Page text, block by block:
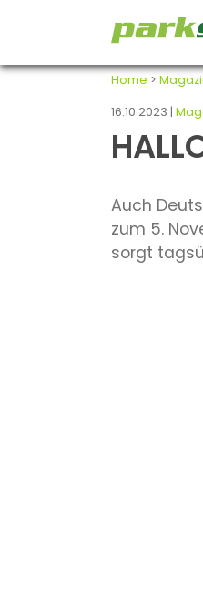
Home >
16.10.2023 |
Auch
zum 5.
sorgt